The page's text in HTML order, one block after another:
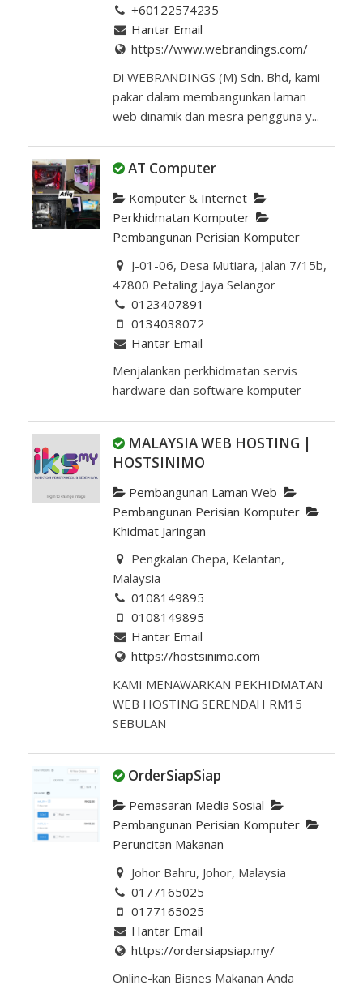
+60122574235
Hantar Email
https://www.webrandings.com/
Di WEBRANDINGS (M) Sdn. Bhd, kami
pakar dalam membangunkan laman
web dinamik dan mesra pengguna y...
AT Computer
Komputer & Internet
Perkhidmatan Komputer
Pembangunan Perisian Komputer
J-01-06, Desa Mutiara, Jalan 7/15b,
47800 Petaling Jaya Selangor
0123407891
0134038072
Hantar Email
Menjalankan perkhidmatan servis
hardware dan software komputer
MALAYSIA WEB HOSTING |
HOSTSINIMO
Pembangunan Laman Web
Pembangunan Perisian Komputer
Khidmat Jaringan
Pengkalan Chepa, Kelantan,
Malaysia
0108149895
0108149895
Hantar Email
https://hostsinimo.com
KAMI MENAWARKAN PEKHIDMATAN
WEB HOSTING SERENDAH RM15
SEBULAN
OrderSiapSiap
Pemasaran Media Sosial
Pembangunan Perisian Komputer
Peruncitan Makanan
Johor Bahru, Johor, Malaysia
0177165025
0177165025
Hantar Email
https://ordersiapsiap.my/
Online-kan Bisnes Makanan Anda